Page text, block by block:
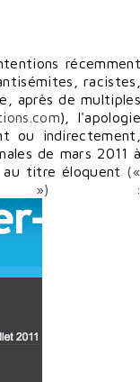
récemment
racistes,
après de multiples
), l'apologie
ou indirectement,
de mars 2011 à
au titre éloquent («
») :